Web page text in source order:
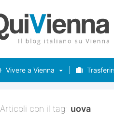
Vivere a Vienna
Articoli con il tag: uova